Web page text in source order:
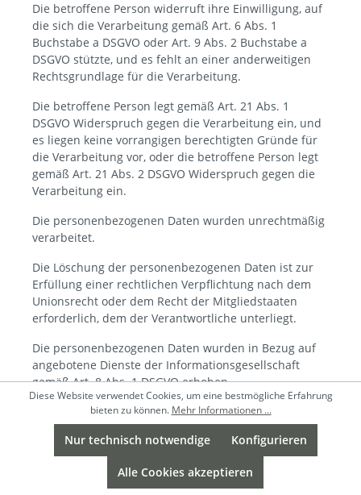
Die betroffene Person widerruft ihre Einwilligung, auf
die sich die Verarbeitung gemäß Art. 6 Abs. 1
Buchstabe a DSGVO oder Art. 9 Abs. 2 Buchstabe a
DSGVO stützte, und es fehlt an einer anderweitigen
Rechtsgrundlage für die Verarbeitung.
Die betroffene Person legt gemäß Art. 21 Abs. 1
DSGVO Widerspruch gegen die Verarbeitung ein, und
es liegen keine vorrangigen berechtigten Gründe für
die Verarbeitung vor, oder die betroffene Person legt
gemäß Art. 21 Abs. 2 DSGVO Widerspruch gegen die
Verarbeitung ein.
Die personenbezogenen Daten wurden unrechtmäßig
verarbeitet.
Die Löschung der personenbezogenen Daten ist zur
Erfüllung einer rechtlichen Verpflichtung nach dem
Unionsrecht oder dem Recht der Mitgliedstaaten
erforderlich, dem der Verantwortliche unterliegt.
Die personenbezogenen Daten wurden in Bezug auf
angebotene Dienste der Informationsgesellschaft
gemäß Art. 8 Abs. 1 DSGVO erhoben.
Sofern einer der oben genannten Gründe zutrifft und
eine betroffene Person die Löschung von
personenbezogenen Daten, die bei der ISSENDORFF
sich hierzu jederzeit an einen Mitarbeiter des für die
Diese Website verwendet Cookies, um eine bestmögliche Erfahrung
bieten zu können. Mehr Informationen ...
Nur technisch notwendige Konfigurieren
Alle Cookies akzeptieren